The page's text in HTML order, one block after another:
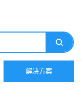
解决方案